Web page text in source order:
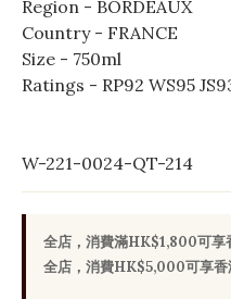
Region - BORDEAUX
Country - FRANCE
Size - 750ml
Ratings - RP92 WS95
W-221-0024-QT-214
全店，消費滿HK$1,800可享
全店，消費HK$5,000可享香